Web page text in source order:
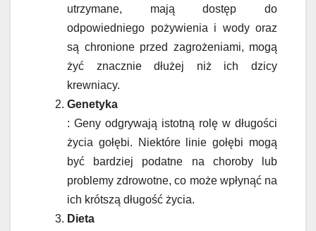
utrzymane, mają dostęp do
odpowiedniego pożywienia i wody oraz
są chronione przed zagrożeniami, mogą
żyć znacznie dłużej niż ich dzicy
krewniacy.
Genetyka
: Geny odgrywają istotną rolę w długości
życia gołębi. Niektóre linie gołębi mogą
być bardziej podatne na choroby lub
problemy zdrowotne, co może wpłynąć na
ich krótszą długość życia.
Dieta